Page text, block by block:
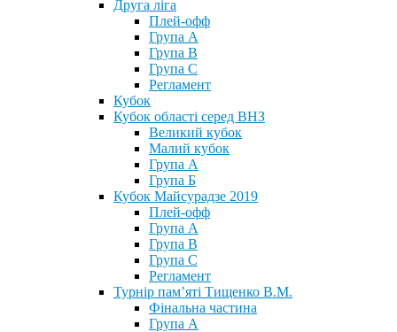
Друга ліга
Плей-офф
Група А
Група В
Група С
Регламент
Кубок
Кубок області серед ВНЗ
Великий кубок
Малий кубок
Група А
Група Б
Кубок Майсурадзе 2019
Плей-офф
Група А
Група В
Група С
Регламент
Турнір пам’яті Тищенко В.М.
Фінальна частина
Група А